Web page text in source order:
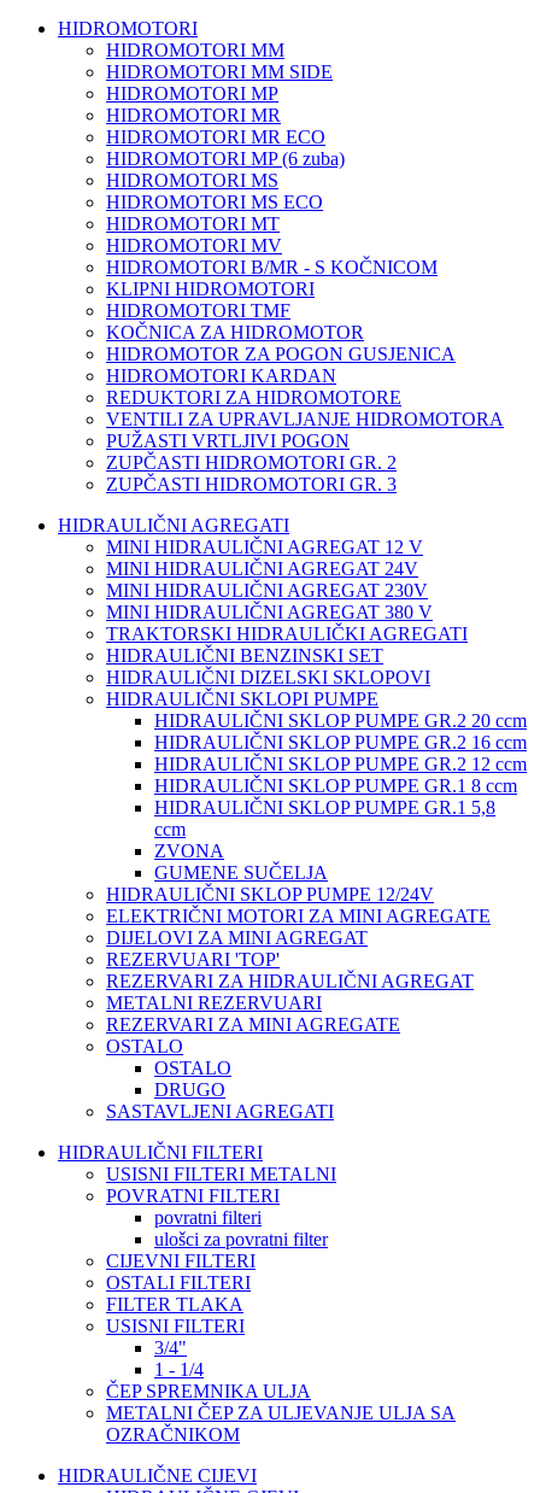
HIDROMOTORI
HIDROMOTORI MM
HIDROMOTORI MM SIDE
HIDROMOTORI MP
HIDROMOTORI MR
HIDROMOTORI MR ECO
HIDROMOTORI MP (6 zuba)
HIDROMOTORI MS
HIDROMOTORI MS ECO
HIDROMOTORI MT
HIDROMOTORI MV
HIDROMOTORI B/MR - S KOČNICOM
KLIPNI HIDROMOTORI
HIDROMOTORI TMF
KOČNICA ZA HIDROMOTOR
HIDROMOTOR ZA POGON GUSJENICA
HIDROMOTORI KARDAN
REDUKTORI ZA HIDROMOTORE
VENTILI ZA UPRAVLJANJE HIDROMOTORA
PUŽASTI VRTLJIVI POGON
ZUPČASTI HIDROMOTORI GR. 2
ZUPČASTI HIDROMOTORI GR. 3
HIDRAULIČNI AGREGATI
MINI HIDRAULIČNI AGREGAT 12 V
MINI HIDRAULIČNI AGREGAT 24V
MINI HIDRAULIČNI AGREGAT 230V
MINI HIDRAULIČNI AGREGAT 380 V
TRAKTORSKI HIDRAULIČKI AGREGATI
HIDRAULIČNI BENZINSKI SET
HIDRAULIČNI DIZELSKI SKLOPOVI
HIDRAULIČNI SKLOPI PUMPE
HIDRAULIČNI SKLOP PUMPE GR.2 20 ccm
HIDRAULIČNI SKLOP PUMPE GR.2 16 ccm
HIDRAULIČNI SKLOP PUMPE GR.2 12 ccm
HIDRAULIČNI SKLOP PUMPE GR.1 8 ccm
HIDRAULIČNI SKLOP PUMPE GR.1 5,8
ccm
ZVONA
GUMENE SUČELJA
HIDRAULIČNI SKLOP PUMPE 12/24V
ELEKTRIČNI MOTORI ZA MINI AGREGATE
DIJELOVI ZA MINI AGREGAT
REZERVUARI 'TOP'
REZERVARI ZA HIDRAULIČNI AGREGAT
METALNI REZERVUARI
REZERVARI ZA MINI AGREGATE
OSTALO
OSTALO
DRUGO
SASTAVLJENI AGREGATI
HIDRAULIČNI FILTERI
USISNI FILTERI METALNI
POVRATNI FILTERI
povratni filteri
ulošci za povratni filter
CIJEVNI FILTERI
OSTALI FILTERI
FILTER TLAKA
USISNI FILTERI
3/4"
1 - 1/4
ČEP SPREMNIKA ULJA
METALNI ČEP ZA ULJEVANJE ULJA SA
OZRAČNIKOM
HIDRAULIČNE CIJEVI